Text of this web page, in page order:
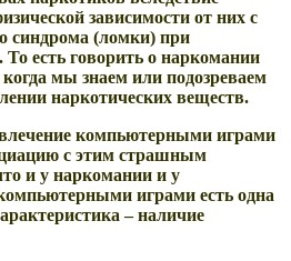
зависимости от них с
синдрома (ломки) при
есть говорить о наркомании
мы знаем или подозреваем
наркотических веществ.
компьютерными играми
с этим страшным
и у наркомании и у
играми есть одна
– наличие